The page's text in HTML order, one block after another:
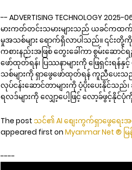
-- ADVERTISING TECHNOLOGY 2025-
မားကတ်တင်းသမားများသည် ယခင်ကထက် ပို
မှုအသစ်များ ရောက်ရှိလာပါသည်။ ၎င်း
ကစားနည်းအဖြစ် တွေးခေါ်ကာ စွမ်းဆောင်
ဖော်ထုတ်ရန်၊ ပြဿနာများကို ဖြေရှင်း
သစ်များကို ရှာဖွေဖော်ထုတ်ရန် ကူညီပေးသ
လုပ်ငန်းဆောင်တာများကို ပံ့ပိုးပေးနိုင်သည်၊
ရလဒ်များကို လျှော့ပေါ့ဖြင့် လော့ခ်ဖွင့်နိုင်
The post သင်၏ AI စျေးကွက်ရှာဖွေရေးအ
appeared first on Myanmar Net ® မ
----